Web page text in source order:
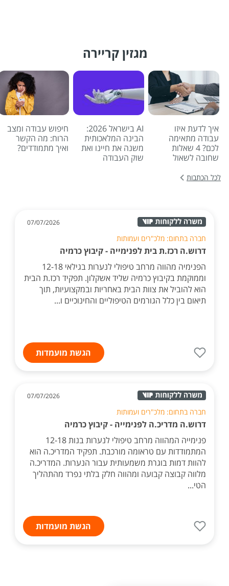
מגזין קריירה
איך לדעת איזו
עבודה מתאימה
לכם? 4 שאלות
שחובה לשאול
AI בישראל 2026:
הבינה המלאכותית
משנה את חיינו ואת
שוק העבודה
חיפוש עבודה ומצב
הרוח: מה הקשר
ואיך מתמודדים?
לכל הכתבות
07/07/2026
חברה בתחום: מלכ"רים ועמותות
דרוש.ה רכז.ת בית לפנימייה - קיבוץ כרמיה
הפנימיה מהווה מרחב טיפולי לנערות בגילאי 12-18
וממוקמת בקיבוץ כרמיה שליד אשקלון. תפקיד רכז.ת הבית
הוא להוביל את צוות הבית באחריות ובמקצועיות, תוך
תיאום בין כלל הגורמים הטיפוליים והחינוכיים ו...
הגשת מועמדות
07/07/2026
חברה בתחום: מלכ"רים ועמותות
דרוש.ה מדריכ.ה לפנימייה - קיבוץ כרמיה
פנימייה המהווה מרחב טיפולי לנערות בנות 12-18
המתמודדות עם טראומה מורכבת. תפקיד המדריכ.ה הוא
להוות דמות בוגרת משמעותית עבור הנערות. המדריכ.ה
מלווה קבוצה קבועה ומהווה חלק בלתי נפרד מהתהליך
הטי...
הגשת מועמדות